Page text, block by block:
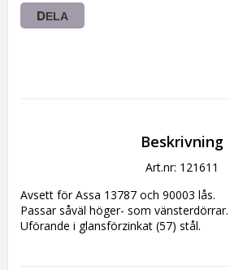
DELA
Beskrivning
Art.nr: 121611
Avsett för Assa 13787 och 90003 lås.
Passar såväl höger- som vänsterdörrar.
Uförande i glansförzinkat (57) stål.